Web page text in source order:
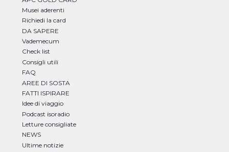
Musei aderenti
Richiedi la card
DA SAPERE
Vademecum
Check list
Consigli utili
FAQ
AREE DI SOSTA
FATTI ISPIRARE
Idee di viaggio
Podcast isoradio
Letture consigliate
NEWS
Ultime notizie